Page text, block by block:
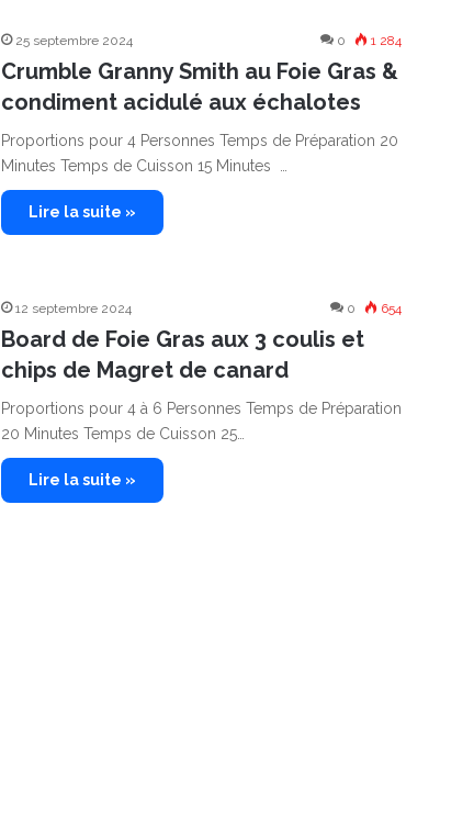
25 septembre 2024 0 1 284
Crumble Granny Smith au Foie Gras &
condiment acidulé aux échalotes
Proportions pour 4 Personnes Temps de Préparation 20
Minutes Temps de Cuisson 15 Minutes …
Lire la suite »
12 septembre 2024 0 654
Board de Foie Gras aux 3 coulis et
chips de Magret de canard
Proportions pour 4 à 6 Personnes Temps de Préparation
20 Minutes Temps de Cuisson 25…
Lire la suite »